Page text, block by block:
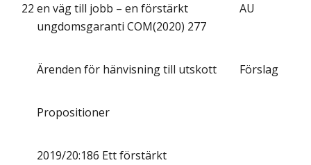
22 en väg till jobb – en förstärkt
ungdomsgaranti COM(2020) 277
AU
Ärenden för hänvisning till utskott Förslag
Propositioner
2019/20:186 Ett förstärkt